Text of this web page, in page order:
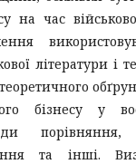
на час
літератури і
бізнесу у
порівняння,
та інші.